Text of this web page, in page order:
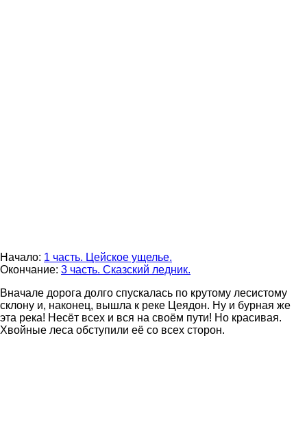
Начало: 1 часть. Цейское ущелье.
Окончание: 3 часть. Сказский ледник.
Вначале дорога долго спускалась по крутому лесистому
склону и, наконец, вышла к реке Цеядон. Ну и бурная же
эта река! Несёт всех и вся на своём пути! Но красивая.
Хвойные леса обступили её со всех сторон.